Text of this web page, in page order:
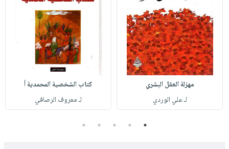
مهزلة العقل البشري
لـ علي الوردي
كتاب الشخصية المحمدية أ
لـ معروف الرصافي
1
2
3
4
5